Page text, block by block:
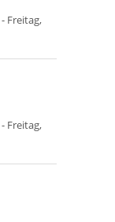
- Freitag,
- Freitag,